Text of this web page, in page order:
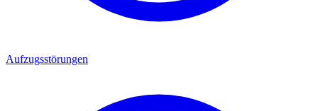
Aufzugsstörungen